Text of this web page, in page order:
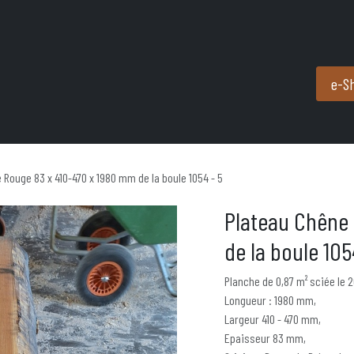
e-
83 x 410-470 x 1980 mm de la boule 1054 - 5
Plateau
de la boule
Planche de 0,87 m² sciée le
Longueur : 1980 mm,
Largeur 410 - 470 mm,
Epaisseur 83 mm,